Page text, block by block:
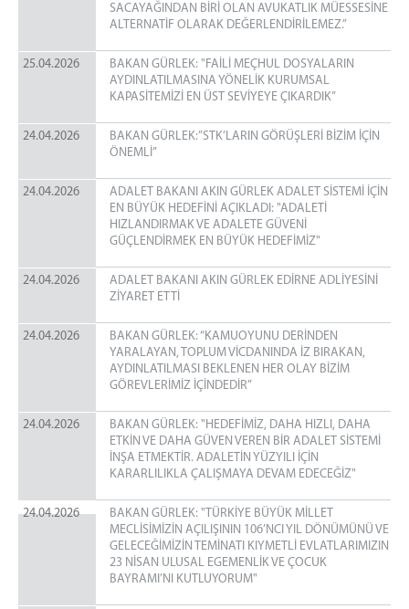
SACAYAĞINDAN BİRİ OLAN AVUKATLIK MÜESSESİNE
ALTERNATİF OLARAK DEĞERLENDİRİLEMEZ.”
25.04.2026
BAKAN GÜRLEK: "FAİLİ MEÇHUL DOSYALARIN
AYDINLATILMASINA YÖNELİK KURUMSAL
KAPASİTEMİZİ EN ÜST SEVİYEYE ÇIKARDIK”
24.04.2026
BAKAN GÜRLEK:”STK’LARIN GÖRÜŞLERİ BİZİM İÇİN
ÖNEMLİ”
24.04.2026
ADALET BAKANI AKIN GÜRLEK ADALET SİSTEMİ İÇİN
EN BÜYÜK HEDEFİNİ AÇIKLADI: "ADALETİ
HIZLANDIRMAK VE ADALETE GÜVENİ
GÜÇLENDİRMEK EN BÜYÜK HEDEFİMİZ"
24.04.2026
ADALET BAKANI AKIN GÜRLEK EDİRNE ADLİYESİNİ
ZİYARET ETTİ
24.04.2026
BAKAN GÜRLEK: “KAMUOYUNU DERİNDEN
YARALAYAN, TOPLUM VİCDANINDA İZ BIRAKAN,
AYDINLATILMASI BEKLENEN HER OLAY BİZİM
GÖREVLERİMİZ İÇİNDEDİR”
24.04.2026
BAKAN GÜRLEK: "HEDEFİMİZ, DAHA HIZLI, DAHA
ETKİN VE DAHA GÜVEN VEREN BİR ADALET SİSTEMİ
İNŞA ETMEKTİR. ADALETİN YÜZYILI İÇİN
KARARLILIKLA ÇALIŞMAYA DEVAM EDECEĞİZ"
24.04.2026
BAKAN GÜRLEK: "TÜRKİYE BÜYÜK MİLLET
MECLİSİMİZİN AÇILIŞININ 106’NCI YIL DÖNÜMÜNÜ VE
GELECEĞİMİZİN TEMİNATI KIYMETLİ EVLATLARIMIZIN
23 NİSAN ULUSAL EGEMENLİK VE ÇOCUK
BAYRAMI’NI KUTLUYORUM"